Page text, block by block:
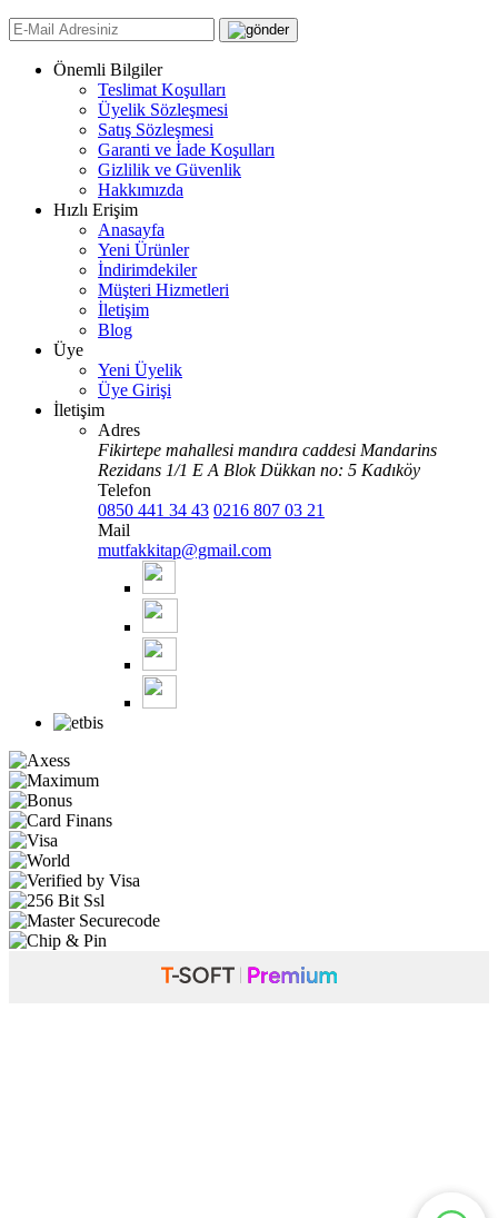
Önemli Bilgiler
Teslimat Koşulları
Üyelik Sözleşmesi
Satış Sözleşmesi
Garanti ve İade Koşulları
Gizlilik ve Güvenlik
Hakkımızda
Hızlı Erişim
Anasayfa
Yeni Ürünler
İndirimdekiler
Müşteri Hizmetleri
İletişim
Blog
Üye
Yeni Üyelik
Üye Girişi
İletişim
Adres
Fikirtepe mahallesi mandıra caddesi Mandarins
Rezidans 1/1 E A Blok Dükkan no: 5 Kadıköy
Telefon
0850 441 34 43 0216 807 03 21
Mail
mutfakkitap@gmail.com